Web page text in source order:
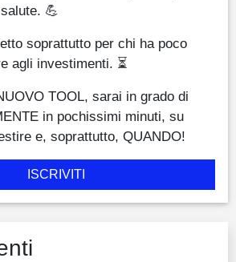
💪
soprattutto per chi ha poco
agli investimenti. ⏳
TOOL, sarai in grado di
in pochissimi minuti, su
e, soprattutto, QUANDO!
ISCRIVITI